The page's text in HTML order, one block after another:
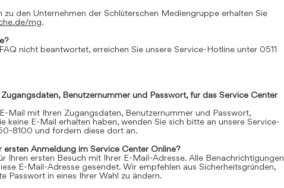
den Unternehmen der Schlüterschen Mediengruppe erhalten Sie
mg.
nicht beantwortet, erreichen Sie unsere Service-Hotline unter 0511
Benutzernummer und Passwort, für das Service Center
Mail mit Ihren Zugangsdaten, Benutzernummer und Passwort,
keine E-Mail erhalten haben, wenden Sie sich bitte an unsere Service-
8100 und fordern diese dort an.
ersten Anmeldung im Service Center Online?
Ihren ersten Besuch mit Ihrer E-Mail-Adresse. Alle Benachrichtigungen
E-Mail-Adresse gesendet. Wir empfehlen aus Sicherheitsgründen,
Passwort in eines Ihrer Wahl zu ändern.